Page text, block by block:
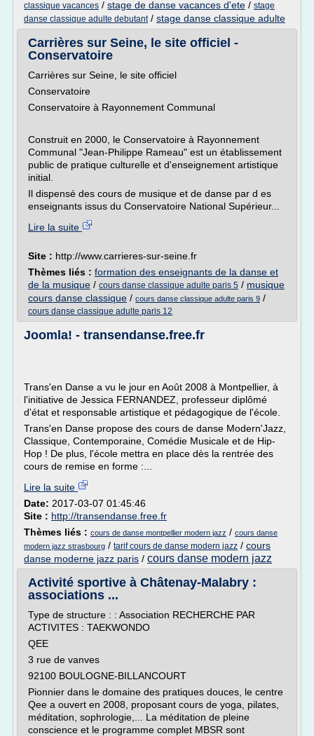
classique vacances / stage de danse vacances d'ete / stage
danse classique adulte debutant/ stage danse classique adulte
Carrières sur Seine, le site officiel -
Conservatoire
Carrières sur Seine, le site officiel
Conservatoire
Conservatoire à Rayonnement Communal
Construit en 2000, le Conservatoire à Rayonnement
Communal "Jean-Philippe Rameau" est un établissement
public de pratique culturelle et d'enseignement artistique
initial.
Il dispensé des cours de musique et de danse par d es
enseignants issus du Conservatoire National Supérieur...
Lire la suite
Site : http://www.carrieres-sur-seine.fr
Thèmes liés : formation des enseignants de la danse et
de la musique / cours danse classique adulte paris 5 / musique
cours danse classique / cours danse classique adulte paris 9 /
cours danse classique adulte paris 12
Joomla! - transendanse.free.fr
Trans'en Danse a vu le jour en Août 2008 à Montpellier, à
l'initiative de Jessica FERNANDEZ, professeur diplômé
d'état et responsable artistique et pédagogique de l'école.
Trans'en Danse propose des cours de danse Modern'Jazz,
Classique, Contemporaine, Comédie Musicale et de Hip-
Hop ! De plus, l'école mettra en place dès la rentrée des
cours de remise en forme :...
Lire la suite
Date: 2017-03-07 01:45:46
Site : http://transendanse.free.fr
Thèmes liés : cours de danse montpellier modern jazz / cours danse
modern jazz strasbourg / tarif cours de danse modern jazz / cours
danse moderne jazz paris / cours danse modern jazz
Activité sportive à Châtenay-Malabry :
associations ...
Type de structure : : Association RECHERCHE PAR
ACTIVITES : TAEKWONDO
QEE
3 rue de vanves
92100 BOULOGNE-BILLANCOURT
Pionnier dans le domaine des pratiques douces, le centre
Qee a ouvert en 2008, proposant cours de yoga, pilates,
méditation, sophrologie,... La méditation de pleine
conscience et le programme complet MBSR sont